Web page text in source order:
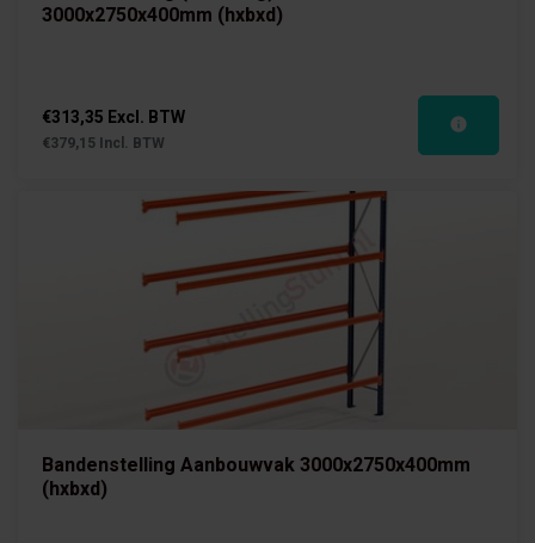
3000x2750x400mm (hxbxd)
€313,35 Excl. BTW
€379,15 Incl. BTW
Bandenstelling Aanbouwvak 3000x2750x400mm
(hxbxd)